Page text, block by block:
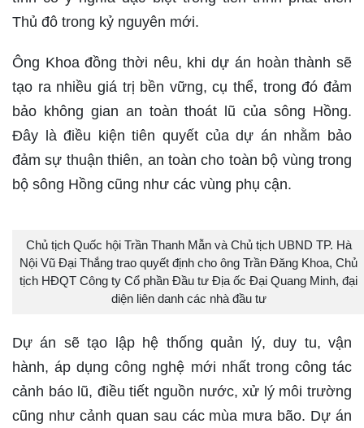
Thủ đô trong kỷ nguyên mới.
Ông Khoa đồng thời nêu, khi dự án hoàn thành sẽ
tạo ra nhiều giá trị bền vững, cụ thể, trong đó đảm
bảo không gian an toàn thoát lũ của sông Hồng.
Đây là điều kiện tiên quyết của dự án nhằm bảo
đảm sự thuận thiên, an toàn cho toàn bộ vùng trong
bộ sông Hồng cũng như các vùng phụ cận.
Chủ tịch Quốc hội Trần Thanh Mẫn và Chủ tịch UBND TP. Hà
Nội Vũ Đại Thắng trao quyết định cho ông Trần Đăng Khoa, Chủ
tịch HĐQT Công ty Cổ phần Đầu tư Địa ốc Đại Quang Minh, đại
diện liên danh các nhà đầu tư
Dự án sẽ tạo lập hệ thống quản lý, duy tu, vận
hành, áp dụng công nghệ mới nhất trong công tác
cảnh báo lũ, điều tiết nguồn nước, xử lý môi trường
cũng như cảnh quan sau các mùa mưa bão. Dự án